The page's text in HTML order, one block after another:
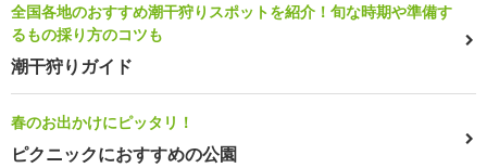
全国各地のおすすめ潮干狩りスポットを紹介！旬な時期や準備す
るもの採り方のコツも
潮干狩りガイド
春のお出かけにピッタリ！
ピクニックにおすすめの公園